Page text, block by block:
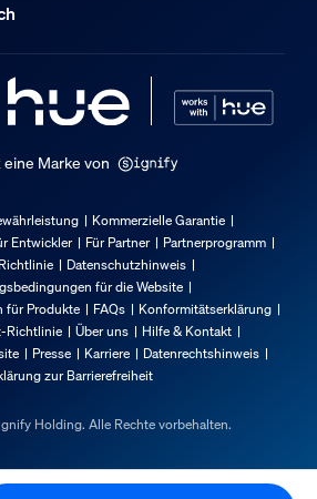
und -gewicht
eine Marke von
Kommerzielle Garantie
Entwickler Für Partner
Partnerprogramm
Datenschutzhinweis
für die Website
für Produkte
FAQs
Konformitätserklärung
Richtlinie
Über uns
Hilfe & Kontakt
Presse Karriere
Datenrechtshinweis
zur Barrierefreiheit
Holding. Alle Rechte vorbehalten.